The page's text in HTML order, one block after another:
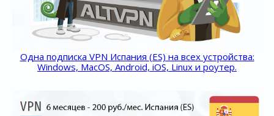
Одна подписка VPN Испания (ES) на всех устройства:
Windows, MacOS, Android, iOS, Linux и роутер.